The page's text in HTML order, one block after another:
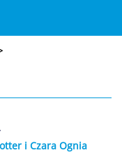
i Czara Ognia